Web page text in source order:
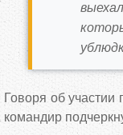
Говоря об участии
командир